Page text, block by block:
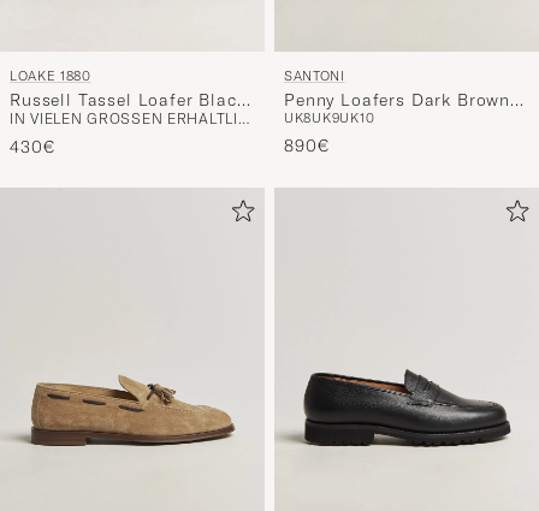
LOAKE 1880
Russell Tassel Loafer Black
Calf
IN VIELEN GRÖSSEN ERHÄLTLICH
430€
SANTONI
Penny Loafers Dark Brown
Calf
UK8UK9UK10
890€